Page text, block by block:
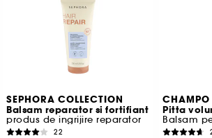
SEPHORA COLLECTION
Balsam reparator si fortifiant
produs de ingrijire reparator
22
CHAMPO
Pitta
Balsam